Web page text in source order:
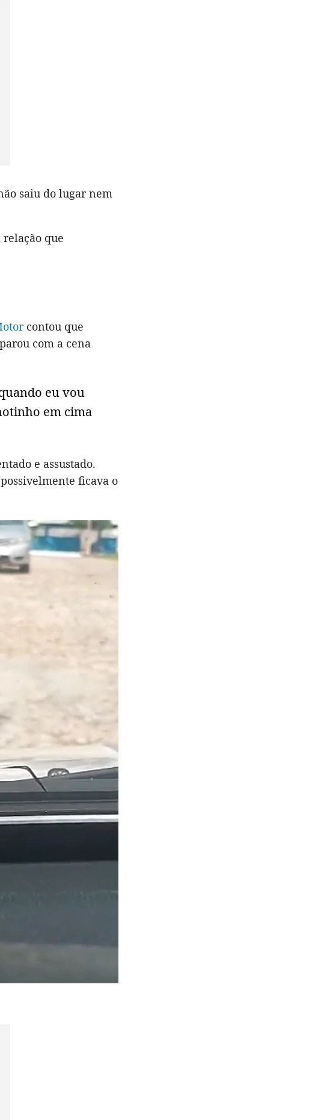
saiu do lugar nem
que
contou que
com a cena
eu vou
em cima
e assustado.
ficava o